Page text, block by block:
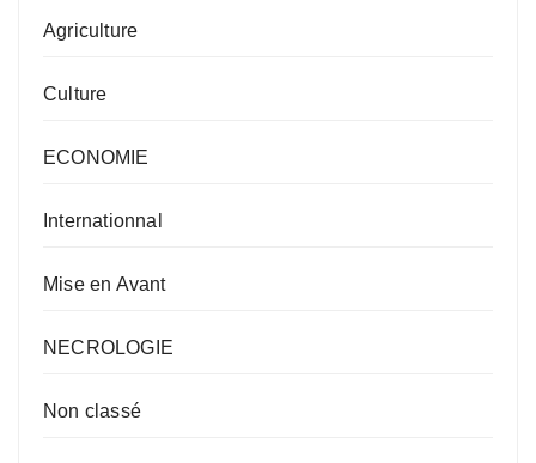
Agriculture
Culture
ECONOMIE
Internationnal
Mise en Avant
NECROLOGIE
Non classé